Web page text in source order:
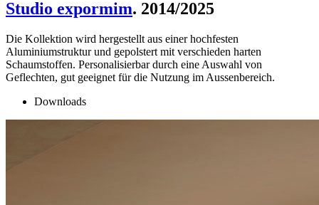
Studio expormim. 2014/2025
Die Kollektion wird hergestellt aus einer hochfesten
Aluminiumstruktur und gepolstert mit verschieden harten
Schaumstoffen. Personalisierbar durch eine Auswahl von
Geflechten, gut geeignet für die Nutzung im Aussenbereich.
Downloads